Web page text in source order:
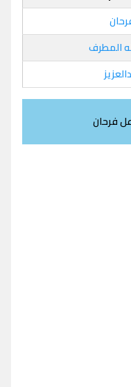
المطرف
فرحان